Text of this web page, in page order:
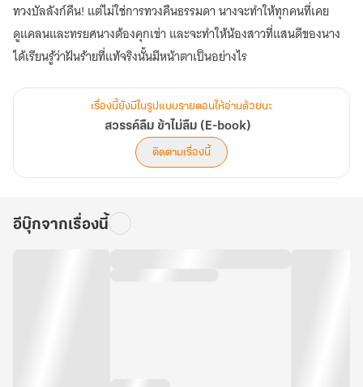
ทวงบัลลังก์คืน! แต่ไม่ใช่การทวงคืนธรรมดา นางจะทำให้ทุกคนที่เคย
ดูแคลนและทรยศนางต้องคุกเข่า และจะทำให้น้องสาวที่แสนดีของนาง
ได้เรียนรู้ว่าฝันร้ายที่แท้จริงนั้นมีหน้าตาเป็นอย่างไร
เรื่องนี้ยังมีในรูปแบบรายตอนให้อ่านด้วยนะ
สวรรค์ลืม ข้าไม่ลืม (E-book)
ติดตามเรื่องนี้
อีบุ๊กจากเรื่องนี้